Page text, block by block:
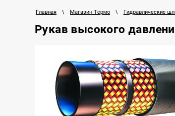
Главная \ Магазин Термо \ Гидравлические
Рукав высокого